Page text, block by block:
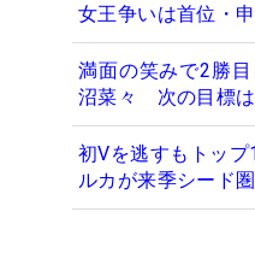
女王争いは首位・
満面の笑みで2勝
沼菜々 次の目標
初Vを逃すもトッ
ルカが来季シード